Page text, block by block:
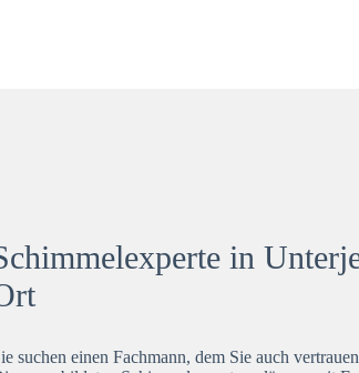
in
suchen einen Fachmann, dem Sie auch